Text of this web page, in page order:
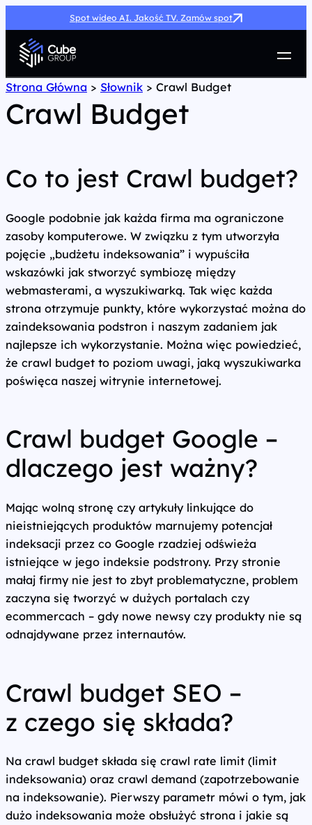
Spot wideo AI. Jakość TV. Zamów spot
Usługi
Jak możemy pomóc
Case Study
Kariera
Strona Główna > Słownik > Crawl Budget
Crawl Budget
Co to jest Crawl budget?
Google podobnie jak każda firma ma ograniczone
zasoby komputerowe. W związku z tym utworzyła
pojęcie „budżetu indeksowania” i wypuściła
wskazówki jak stworzyć symbiozę między
webmasterami, a wyszukiwarką. Tak więc każda
strona otrzymuje punkty, które wykorzystać można do
zaindeksowania podstron i naszym zadaniem jak
najlepsze ich wykorzystanie. Można więc powiedzieć,
że crawl budget to poziom uwagi, jaką wyszukiwarka
poświęca naszej witrynie internetowej.
Crawl budget Google –
dlaczego jest ważny?
Mając wolną stronę czy artykuły linkujące do
nieistniejących produktów marnujemy potencjał
indeksacji przez co Google rzadziej odświeża
istniejące w jego indeksie podstrony. Przy stronie
małaj firmy nie jest to zbyt problematyczne, problem
zaczyna się tworzyć w dużych portalach czy
ecommercach – gdy nowe newsy czy produkty nie są
odnajdywane przez internautów.
Crawl budget SEO –
z czego się składa?
Na crawl budget składa się crawl rate limit (limit
indeksowania) oraz crawl demand (zapotrzebowanie
na indeksowanie). Pierwszy parametr mówi o tym, jak
dużo indeksowania może obsłużyć strona i jakie są